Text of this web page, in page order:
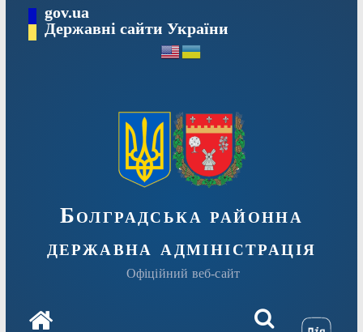
Перейтиgov.ua
Державні сайти України
Болградська районна
державна адміністрація
Офіційний веб-сайт